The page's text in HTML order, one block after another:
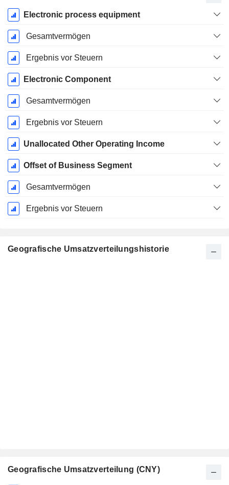
Ende d.
Geschäftsjahres:
Dezember
Electronic process equipment
Gesamtvermögen
Ergebnis vor Steuern
Electronic Component
Gesamtvermögen
Ergebnis vor Steuern
Unallocated Other Operating Income
Offset of Business Segment
Gesamtvermögen
Ergebnis vor Steuern
Geografische Umsatzverteilungshistorie
Geografische Umsatzverteilung (CNY)